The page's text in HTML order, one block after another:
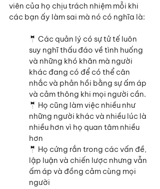
viên của họ chịu trách nhiệm mỗi khi
các bạn ấy làm sai mà nó có nghĩa là:
🤵 Các quản lý có sự tử tế luôn
suy nghĩ thấu đáo về tình huống
và những khó khăn mà người
khác đang có để có thể cân
nhắc và phản hồi bằng sự ấm áp
và cảm thông khi mọi người cần.
🤵 Họ cũng làm việc nhiều như
những người khác và nhiều lúc là
nhiều hơn vì họ quan tâm nhiều
hơn
🤵 Họ cứng rắn trong các vấn đề,
lập luận và chiến lược nhưng vẫn
ấm áp và đồng cảm cùng mọi
người